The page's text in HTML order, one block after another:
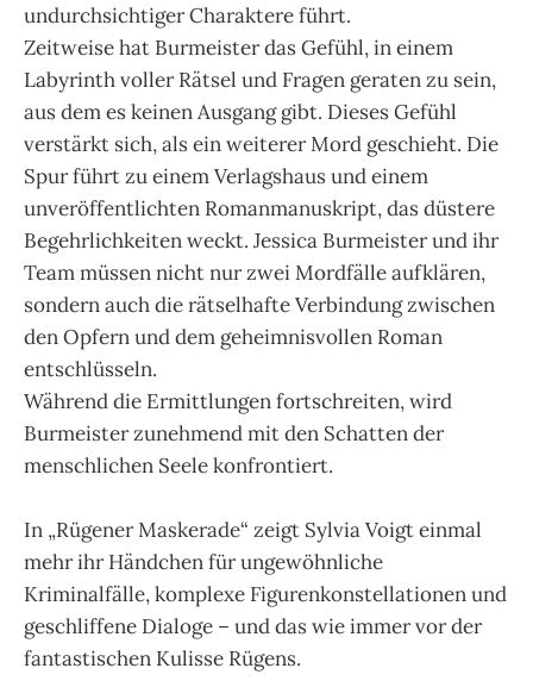
undurchsichtiger Charaktere führt.
Zeitweise hat Burmeister das Gefühl, in einem
Labyrinth voller Rätsel und Fragen geraten zu sein,
aus dem es keinen Ausgang gibt. Dieses Gefühl
verstärkt sich, als ein weiterer Mord geschieht. Die
Spur führt zu einem Verlagshaus und einem
unveröffentlichten Romanmanuskript, das düstere
Begehrlichkeiten weckt. Jessica Burmeister und ihr
Team müssen nicht nur zwei Mordfälle aufklären,
sondern auch die rätselhafte Verbindung zwischen
den Opfern und dem geheimnisvollen Roman
entschlüsseln.
Während die Ermittlungen fortschreiten, wird
Burmeister zunehmend mit den Schatten der
menschlichen Seele konfrontiert.
In „Rügener Maskerade“ zeigt Sylvia Voigt einmal
mehr ihr Händchen für ungewöhnliche
Kriminalfälle, komplexe Figurenkonstellationen und
geschliffene Dialoge – und das wie immer vor der
fantastischen Kulisse Rügens.